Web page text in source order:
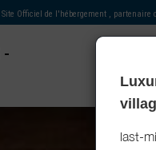
Site Officiel de l'hébergement , partenaire
-
last-